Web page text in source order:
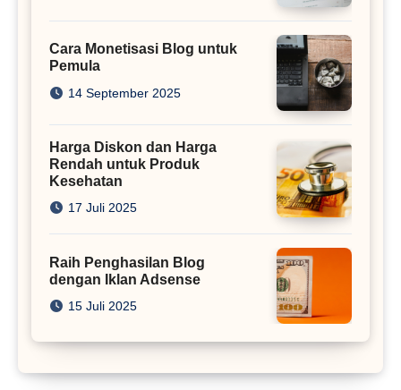
Cara Monetisasi Blog untuk
Pemula
14 September 2025
Harga Diskon dan Harga
Rendah untuk Produk
Kesehatan
17 Juli 2025
Raih Penghasilan Blog
dengan Iklan Adsense
15 Juli 2025